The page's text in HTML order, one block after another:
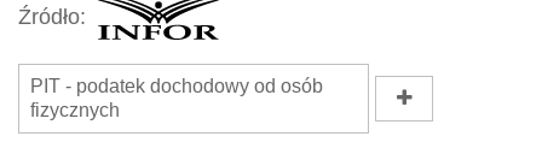
Źródło:
PIT - podatek dochodowy od osób
fizycznych